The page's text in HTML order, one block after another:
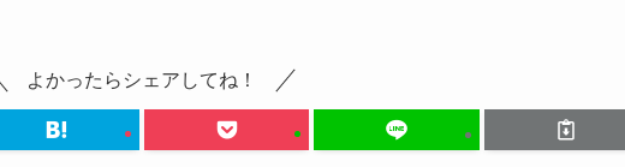
よかったらシェアしてね！